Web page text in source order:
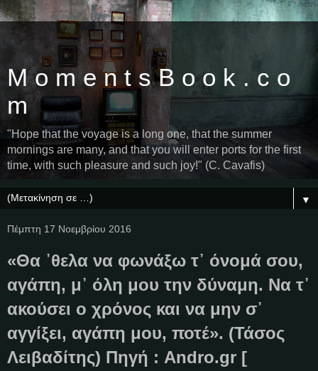
M o m e n t s B o o k . c o
m
"Hope that the voyage is a long one, that the summer
mornings are many, and that you will enter ports for the first
time, with such pleasure and such joy!" (C. Cavafis)
▼
Πέμπτη 17 Νοεμβρίου 2016
«Θα ᾿θελα να φωνάξω τ᾿ όνομά σου,
αγάπη, μ᾿ όλη μου την δύναμη. Να τ᾿
ακούσει ο χρόνος και να μην σ᾿
αγγίξει, αγάπη μου, ποτέ». (Τάσος
Λειβαδίτης) Πηγή : Andro.gr [